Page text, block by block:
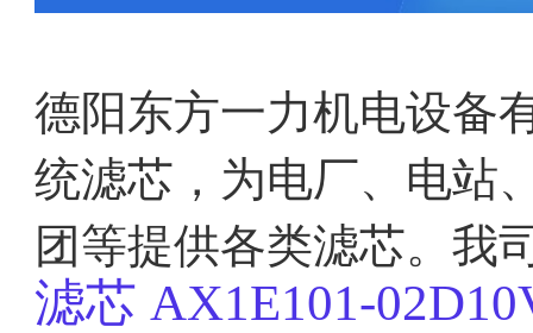
德阳东方一力机电设备
统滤芯，为电厂、电站
团等提供各类滤芯。我
滤芯 AX1E101-